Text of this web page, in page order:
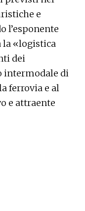
e
l’esponente
la «logistica
dei
intermodale di
ferrovia e al
e attraente